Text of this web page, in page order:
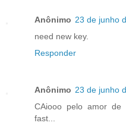
Anônimo 23 de junho
need new key.
Responder
Anônimo 23 de junho
CAiooo pelo amor
fast...